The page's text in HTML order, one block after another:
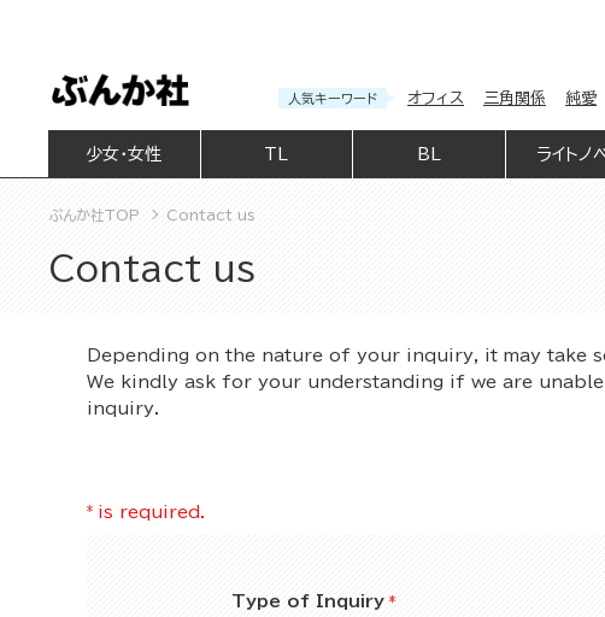
人気キーワード オフィス 三角関係 純愛
少女・女性 BL ライトノ
ぶんか社TOP Contact us
Contact us
Depending on the nature of your inquiry, it may take
We kindly ask for your understanding if we are
inquiry.
* is required.
Type of Inquiry